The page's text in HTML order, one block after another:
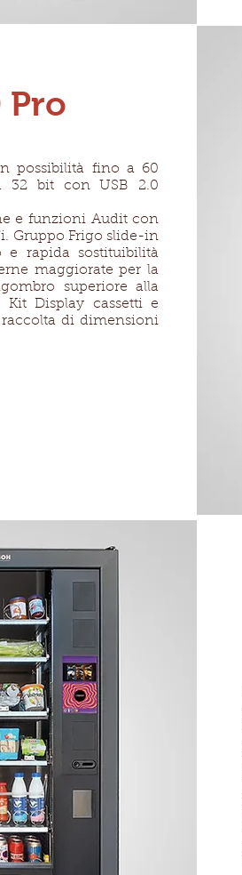
Pro
possibilità fino a 60
32 bit con USB 2.0
e funzioni Audit con
Gruppo Frigo slide-in
e rapida sostituibilità
maggiorate per la
superiore alla
Kit Display cassetti e
di dimensioni